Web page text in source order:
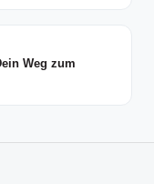
Weg zum